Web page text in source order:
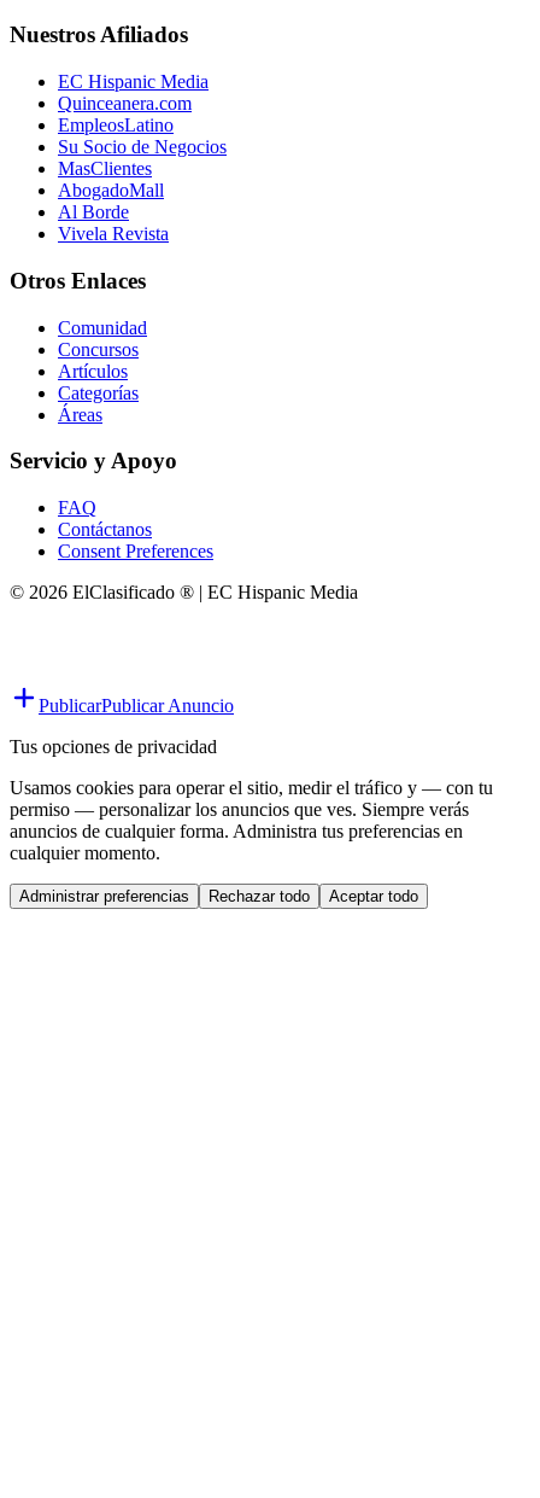
Nuestros Afiliados
EC Hispanic Media
Quinceanera.com
EmpleosLatino
Su Socio de Negocios
MasClientes
AbogadoMall
Al Borde
Vivela Revista
Otros Enlaces
Comunidad
Concursos
Artículos
Categorías
Áreas
Servicio y Apoyo
FAQ
Contáctanos
Consent Preferences
© 2026 ElClasificado ® | EC Hispanic Media
PublicarPublicar Anuncio
Tus opciones de privacidad
Usamos cookies para operar el sitio, medir el tráfico y — con tu
permiso — personalizar los anuncios que ves. Siempre verás
anuncios de cualquier forma. Administra tus preferencias en
cualquier momento.
Administrar preferencias Rechazar todo Aceptar todo